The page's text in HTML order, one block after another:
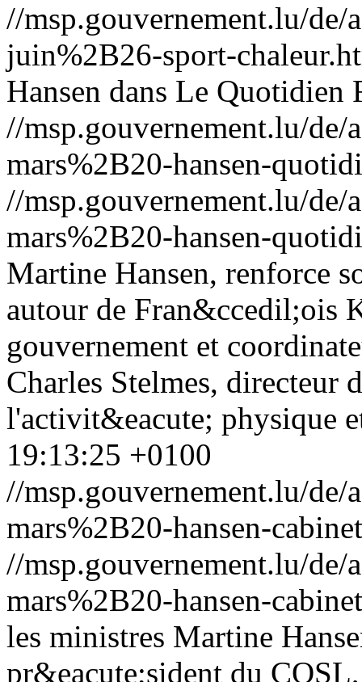
//msp.gouvernement.lu/
juin%2B26-sport-
Hansen dans Le Quotidien
//msp.gouvernement.lu/
mars%2B20-hansen-
//msp.gouvernement.lu/
mars%2B20-hansen-
Martine Hansen, renforce
autour de Fran&ccedil;ois
gouvernement et
Charles Stelmes, directeur
l'activit&eacute; physique
19:13:25 +0100
//msp.gouvernement.lu/
mars%2B20-hansen-
//msp.gouvernement.lu/
mars%2B20-hansen-
les ministres Martine
pr&eacute;sident du